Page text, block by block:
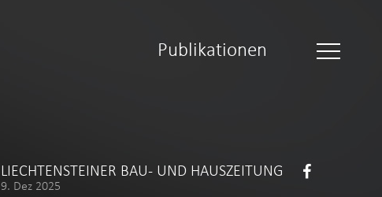
Publikationen
LIECHTENSTEINER BAU- UND HAUSZEITUNG
9. Dez 2025